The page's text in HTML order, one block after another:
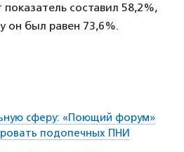
показатель составил 58,2%,
он был равен 73,6%.
сферу: «Поющий форум»
подопечных ПНИ